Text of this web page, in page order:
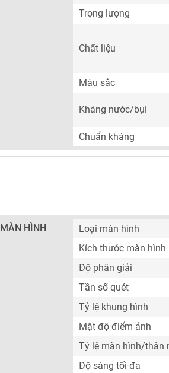
Trọng lượng
Chất liệu
Màu sắc
Kháng nước/bụi
Chuẩn kháng
MÀN HÌNH Loại màn hình
Kích thước màn hình
Độ phân giải
Tần số quét
Tỷ lệ khung hình
Mật độ điểm ảnh
Tỷ lệ màn hình/thân
Độ sáng tối đa